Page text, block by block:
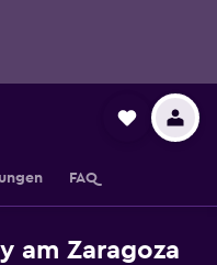
FAQ
am Zaragoza